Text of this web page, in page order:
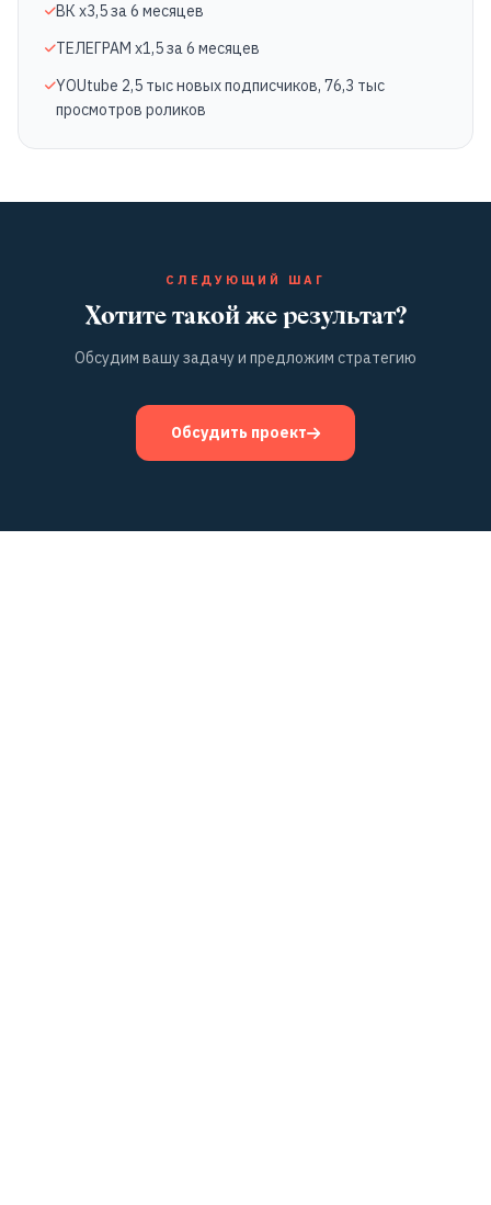
ВК х3,5 за 6 месяцев
ТЕЛЕГРАМ х1,5 за 6 месяцев
YOUtube 2,5 тыс новых подписчиков, 76,3 тыс
просмотров роликов
СЛЕДУЮЩИЙ ШАГ
Хотите такой же результат?
Обсудим вашу задачу и предложим стратегию
Обсудить проект